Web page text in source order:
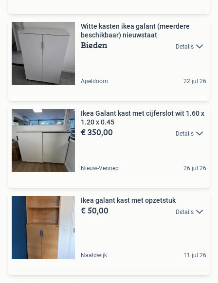
Witte kasten ikea galant (meerdere
beschikbaar) nieuwstaat
Bieden Details
Apeldoorn 22 jul 26
Ikea Galant kast met cijferslot wit 1.60 x
1.20 x 0.45
€ 350,00 Details
Nieuw-Vennep 26 jul 26
Ikea galant kast met opzetstuk
€ 50,00 Details
Naaldwijk 11 jul 26